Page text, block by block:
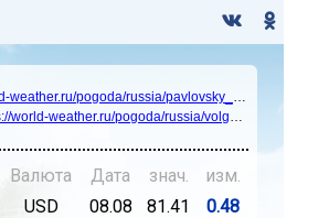
world-weather.ru/pogoda/russia/pavlovsky_posad/14days/
world-weather.ru/pogoda/russia/volgograd/
Валюта Дата знач.
изм.
USD 08.08 81.41
0.48